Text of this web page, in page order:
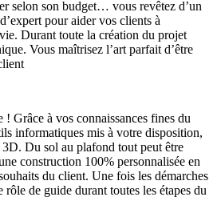
selon son budget… vous revêtez d’un
pour aider vos clients à
Durant toute la création du projet
Vous maîtrisez l’art parfait d’être
Grâce à vos connaissances fines du
informatiques mis à votre disposition,
Du sol au plafond tout peut être
construction 100% personnalisée en
du client. Une fois les démarches
rôle de guide durant toutes les étapes du